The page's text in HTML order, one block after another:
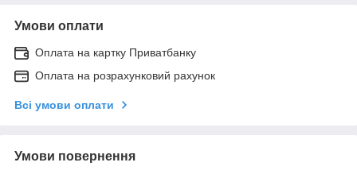
Умови оплати
Оплата на картку Приватбанку
Оплата на розрахунковий рахунок
Всі умови оплати
Умови повернення